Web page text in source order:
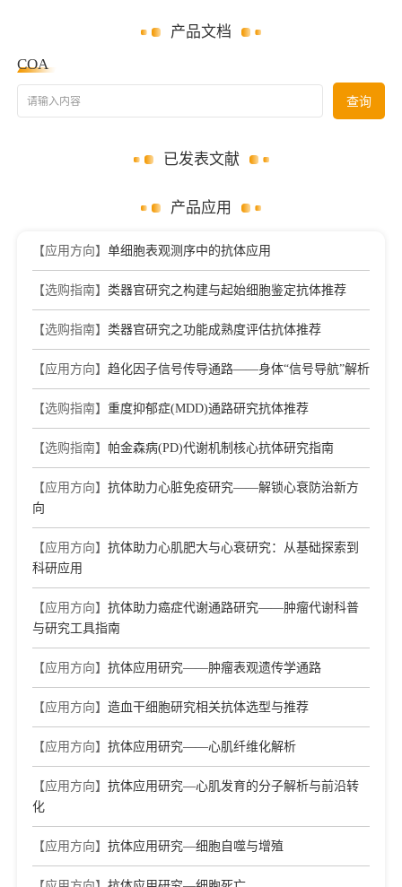
产品文档
COA
请输入内容 查询
已发表文献
产品应用
【应用方向】 单细胞表观测序中的抗体应用
【选购指南】 类器官研究之构建与起始细胞鉴定抗体推荐
【选购指南】 类器官研究之功能成熟度评估抗体推荐
【应用方向】 趋化因子信号传导通路——身体“信号导航”解析
【选购指南】 重度抑郁症(MDD)通路研究抗体推荐
【选购指南】 帕金森病(PD)代谢机制核心抗体研究指南
【应用方向】 抗体助力心脏免疫研究——解锁心衰防治新方
向
【应用方向】 抗体助力心肌肥大与心衰研究：从基础探索到
科研应用
【应用方向】 抗体助力癌症代谢通路研究——肿瘤代谢科普
与研究工具指南
【应用方向】 抗体应用研究——肿瘤表观遗传学通路
【应用方向】 造血干细胞研究相关抗体选型与推荐
【应用方向】 抗体应用研究——心肌纤维化解析
【应用方向】 抗体应用研究—心肌发育的分子解析与前沿转
化
【应用方向】 抗体应用研究—细胞自噬与增殖